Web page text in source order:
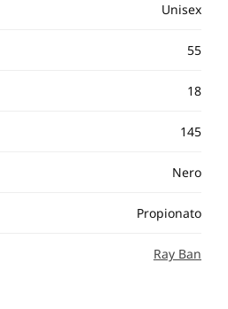
Unisex
55
18
145
Nero
Propionato
Ray Ban